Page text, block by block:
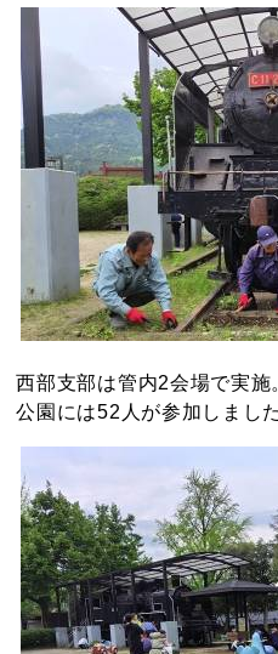
西部支部は管内2会場で実
公園には52人が参加しました